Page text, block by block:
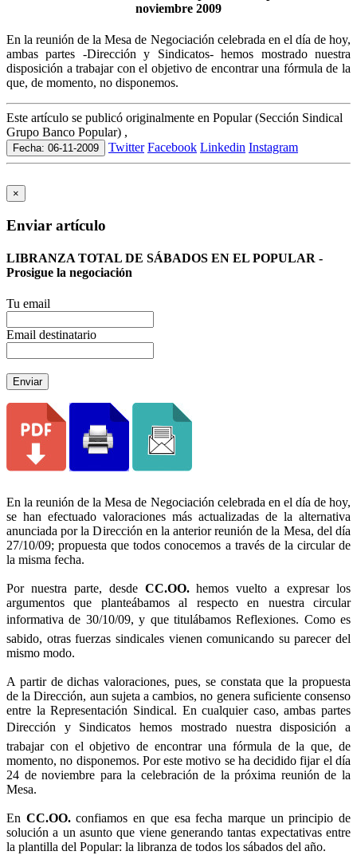
noviembre 2009
En la reunión de la Mesa de Negociación celebrada en el día de hoy,
ambas partes -Dirección y Sindicatos- hemos mostrado nuestra
disposición a trabajar con el objetivo de encontrar una fórmula de la
que, de momento, no disponemos.
Este artículo se publicó originalmente en Popular (Sección Sindical
Grupo Banco Popular) ,
Fecha: 06-11-2009 Twitter Facebook Linkedin Instagram
×
Enviar artículo
LIBRANZA TOTAL DE SÁBADOS EN EL POPULAR -
Prosigue la negociación
Tu email
Email destinatario
Enviar
En la reunión de la Mesa de Negociación celebrada en el día de hoy,
se han efectuado valoraciones más actualizadas de la alternativa
anunciada por la Dirección en la anterior reunión de la Mesa, del día
27/10/09; propuesta que todos conocemos a través de la circular de
la misma fecha.
Por nuestra parte, desde CC.OO.hemos vuelto a expresar los
argumentos que planteábamos al respecto en nuestra circular
informativa de 30/10/09, y que titulábamos Reflexiones. Como es
sabido, otras fuerzas sindicales vienen comunicando su parecer del
mismo modo.
A partir de dichas valoraciones, pues, se constata que la propuesta
de la Dirección, aun sujeta a cambios, no genera suficiente consenso
entre la Representación Sindical. En cualquier caso, ambas partes
Dirección y Sindicatos hemos mostrado nuestra disposición a
trabajar con el objetivo de encontrar una fórmula de la que, de
momento, no disponemos. Por este motivo se ha decidido fijar el día
24 de noviembre para la celebración de la próxima reunión de la
Mesa.
En CC.OO.confiamos en que esa fecha marque un principio de
solución a un asunto que viene generando tantas expectativas entre
la plantilla del Popular: la libranza de todos los sábados del año.